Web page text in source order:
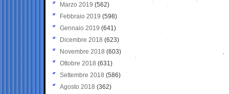
Marzo 2019 (562)
Febbraio 2019 (598)
Gennaio 2019 (641)
Dicembre 2018 (623)
Novembre 2018 (603)
Ottobre 2018 (631)
Settembre 2018 (586)
Agosto 2018 (362)